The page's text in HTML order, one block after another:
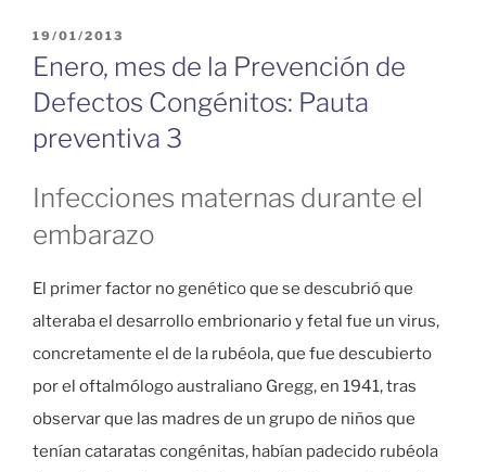
PUBLICADO
EL
19/01/2013
Enero, mes de la Prevención de
Defectos Congénitos: Pauta
preventiva 3
Infecciones maternas durante el
embarazo
El primer factor no genético que se descubrió que
alteraba el desarrollo embrionario y fetal fue un virus,
concretamente el de la rubéola, que fue descubierto
por el oftalmólogo australiano Gregg, en 1941, tras
observar que las madres de un grupo de niños que
tenían cataratas congénitas, habían padecido rubéola